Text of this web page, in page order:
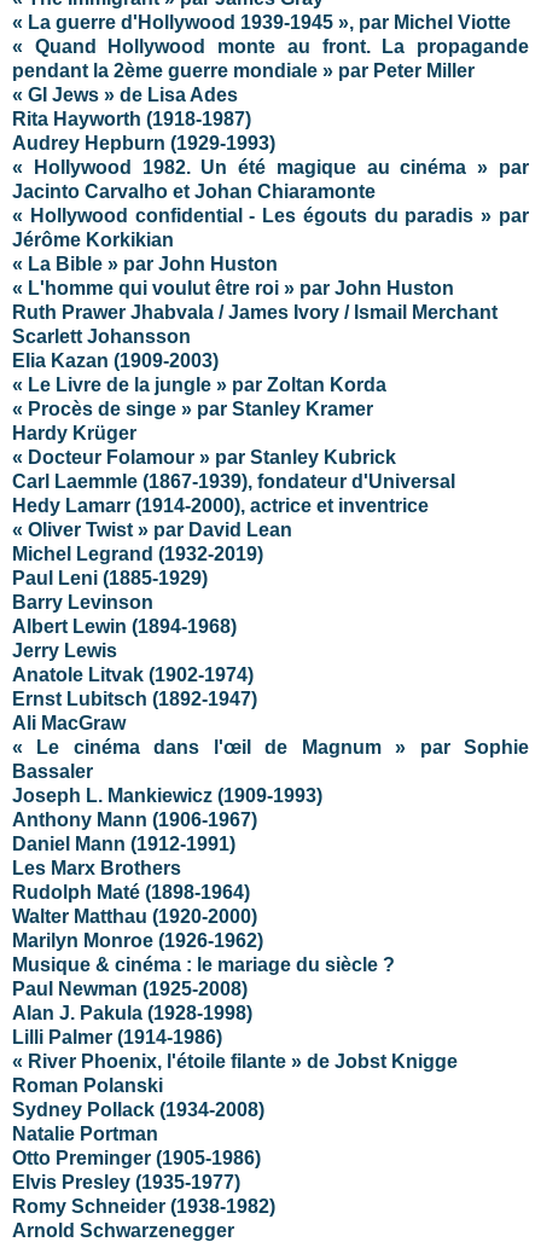
« La guerre d'Hollywood 1939-1945 », par Michel Viotte
« Quand Hollywood monte au front. La propagande
pendant la 2ème guerre mondiale » par Peter Miller
« GI Jews » de Lisa Ades
Rita Hayworth (1918-1987)
Audrey Hepburn (1929-1993)
« Hollywood 1982. Un été magique au cinéma » par
Jacinto Carvalho et Johan Chiaramonte
« Hollywood confidential - Les égouts du paradis » par
Jérôme Korkikian
« La Bible » par John Huston
« L'homme qui voulut être roi » par John Huston
Ruth Prawer Jhabvala / James Ivory / Ismail Merchant
Scarlett Johansson
Elia Kazan (1909-2003)
« Le Livre de la jungle » par Zoltan Korda
« Procès de singe » par Stanley Kramer
Hardy Krüger
« Docteur Folamour » par Stanley Kubrick
Carl Laemmle (1867-1939), fondateur d'Universal
Hedy Lamarr (1914-2000), actrice et inventrice
« Oliver Twist » par David Lean
Michel Legrand (1932-2019)
Paul Leni (1885-1929)
Barry Levinson
Albert Lewin (1894-1968)
Jerry Lewis
Anatole Litvak (1902-1974)
Ernst Lubitsch (1892-1947)
Ali MacGraw
« Le cinéma dans l'œil de Magnum » par Sophie
Bassaler
Joseph L. Mankiewicz (1909-1993)
Anthony Mann (1906-1967)
Daniel Mann (1912-1991)
Les Marx Brothers
Rudolph Maté (1898-1964)
Walter Matthau (1920-2000)
Marilyn Monroe (1926-1962)
Musique & cinéma : le mariage du siècle ?
Paul Newman (1925-2008)
Alan J. Pakula (1928-1998)
Lilli Palmer (1914-1986)
« River Phoenix, l'étoile filante » de Jobst Knigge
Roman Polanski
Sydney Pollack (1934-2008)
Natalie Portman
Otto Preminger (1905-1986)
Elvis Presley (1935-1977)
Romy Schneider (1938-1982)
Arnold Schwarzenegger